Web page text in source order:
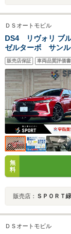
ＤＳオートモビル
DS4 リヴォリ ブ
ゼルターボ サンル
ド/AppleCarPlay/
ー/全方位カメラ/パ
ティブクルーズコ
黒革シート
販売店保証 車両品質評価
無
料
販売店： ＳＰＯＲＴ
ＤＳオートモビル